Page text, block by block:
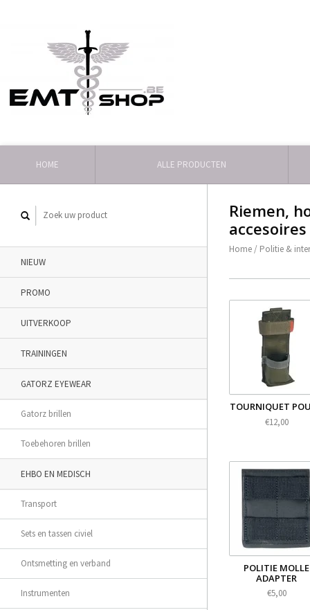
HOME ALLE PRODUCTEN
NIEUW
PROMO
UITVERKOOP
TRAININGEN
GATORZ EYEWEAR
Gatorz brillen
Toebehoren brillen
EHBO EN MEDISCH
Transport
Sets en tassen civiel
Ontsmetting en verband
Instrumenten
Riemen,
accesoires
Home / Politie &
TOURNIQUET
€12,00
POLITIE MOLLE
ADAPTER
€5,00